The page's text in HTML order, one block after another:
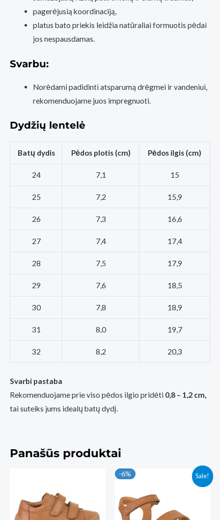
pagerėjusią koordinaciją,
platus bato priekis leidžia natūraliai formuotis pėdai
jos nespausdamas.
Svarbu:
Norėdami padidinti atsparumą drėgmei ir vandeniui,
rekomenduojame juos impregnuoti.
Dydžių lentelė
Batų dydis Pėdos plotis (cm) Pėdos ilgis (cm)
24 7,1 15
25 7,2 15,9
26 7,3 16,6
27 7,4 17,4
28 7,5 17,9
29 7,6 18,5
30 7,8 18,9
31 8,0 19,7
32 8,2 20,3
Svarbi pastaba
Rekomenduojame prie viso pėdos ilgio pridėti 0,8 – 1,2 cm,
tai suteiks jums idealų batų dydį.
Panašūs produktai
Sale!
-6%